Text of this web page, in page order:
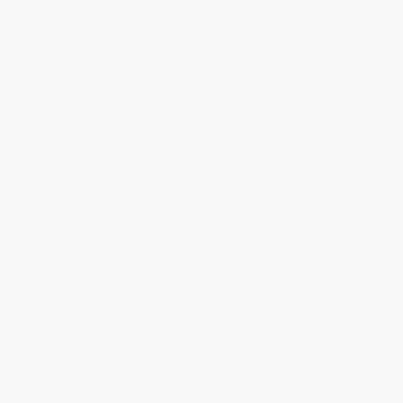
leurs paysages sauvages, leurs sentiers comme le
dans les bases de loisirs et lors des
plus doux, est parfait pour les escapades
escapade culturelle, une retraite nature ou un